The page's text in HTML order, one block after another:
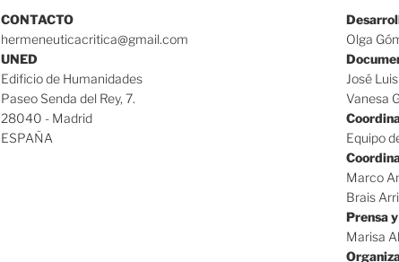
CONTACTO
hermeneuticacritica@gmail.com
UNED
Edificio de Humanidades
Paseo Senda del Rey, 7.
28040 - Madrid
ESPAÑA
Olga
José
Vanesa
Equipo
Marco
Brais
Prensa
Marisa